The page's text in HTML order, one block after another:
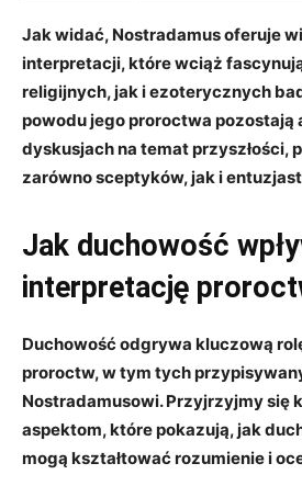
Jak ‍widać, Nostradamus ​oferuje
interpretacji, które⁤ wciąż
religijnych, ​jak⁢ i⁤ ezoterycznych
powodu‌ jego proroctwa⁤ pozostają
⁤dyskusjach na temat przyszłości,
zarówno sceptyków, ‍jak i
Jak ‌duchowość
⁣interpretację
Duchowość ⁣odgrywa ⁢kluczową
⁤proroctw, w tym tych
‌Nostradamusowi. ⁢Przyjrzyjmy się
‌aspektom, które pokazują, jak
mogą kształtować rozumienie⁢ i